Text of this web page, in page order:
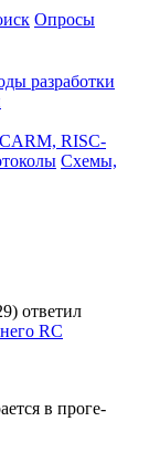
Опросы
разработки
ARM, RISC-
Схемы,
ответил
RC
в проге-